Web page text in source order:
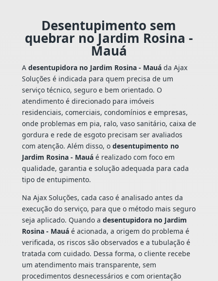
Desentupimento sem
quebrar no Jardim Rosina -
Mauá
A desentupidora no Jardim Rosina - Mauáda Ajax
Soluções é indicada para quem precisa de um
serviço técnico, seguro e bem orientado. O
atendimento é direcionado para imóveis
residenciais, comerciais, condomínios e empresas,
onde problemas em pia, ralo, vaso sanitário, caixa de
gordura e rede de esgoto precisam ser avaliados
com atenção. Além disso, o desentupimento no
Jardim Rosina - Mauáé realizado com foco em
qualidade, garantia e solução adequada para cada
tipo de entupimento.
Na Ajax Soluções, cada caso é analisado antes da
execução do serviço, para que o método mais seguro
seja aplicado. Quando a desentupidora no Jardim
Rosina - Mauáé acionada, a origem do problema é
verificada, os riscos são observados e a tubulação é
tratada com cuidado. Dessa forma, o cliente recebe
um atendimento mais transparente, sem
procedimentos desnecessários e com orientação